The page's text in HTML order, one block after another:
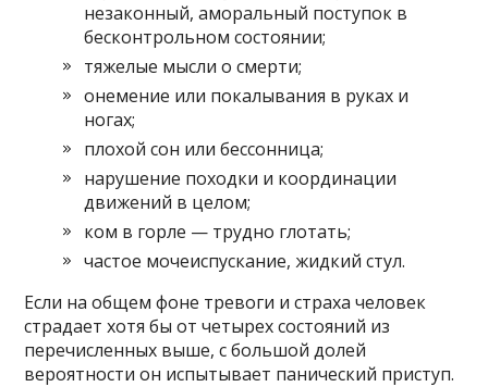
незаконный, аморальный поступок в
бесконтрольном состоянии;
тяжелые мысли о смерти;
онемение или покалывания в руках и
ногах;
плохой сон или бессонница;
нарушение походки и координации
движений в целом;
ком в горле — трудно глотать;
частое мочеиспускание, жидкий стул.
Если на общем фоне тревоги и страха человек
страдает хотя бы от четырех состояний из
перечисленных выше, с большой долей
вероятности он испытывает панический приступ.